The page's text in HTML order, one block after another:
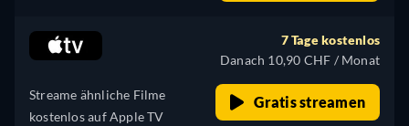
Streame ähnliche Filme
kostenlos auf Apple TV
7 Tage kostenlos
Danach 10,90 CHF / Monat
Gratis streamen